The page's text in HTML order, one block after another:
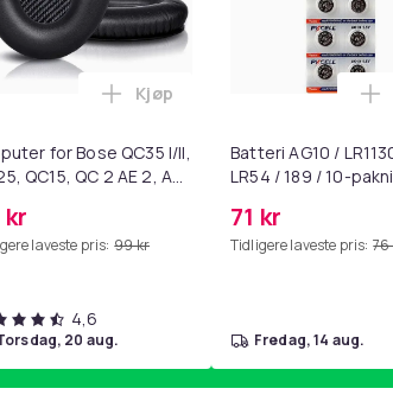
6-rørs fotpedal motstandsbånd - mage-
for Bose QC35 I/II,
QC15, QC 2 AE 2, AE
Black
kr
laveste pris: 99 kr
Legg Øreputer for Bose QC35
Kjøp
4,6
torsdag, 20 aug.
Batteri AG10 /
LR54 / 189 / 10-
71 kr
Tidligere laveste pris: 76
fredag, 14 aug.